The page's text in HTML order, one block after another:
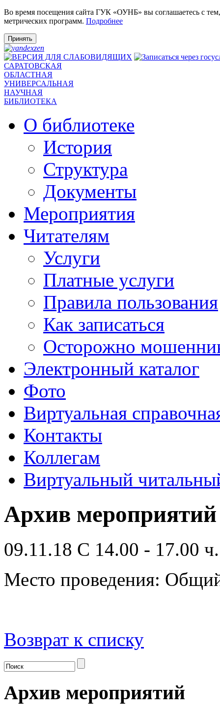
Во время посещения сайта ГУК «ОУНБ» вы соглашаетесь с
метрических программ. Подробнее
Принять
САРАТОВСКАЯ
ОБЛАСТНАЯ
УНИВЕРСАЛЬНАЯ
НАУЧНАЯ
БИБЛИОТЕКА
О библиотеке
История
Структура
Документы
Мероприятия
Читателям
Услуги
Платные услуги
Правила пользования
Как записаться
Осторожно
Электронный каталог
Фото
Виртуальная
Контакты
Коллегам
Виртуальный
Архив мероприятий
09.11.18 С 14.00 - 17.00 ч.
Место проведения:
Возврат к списку
Архив мероприятий